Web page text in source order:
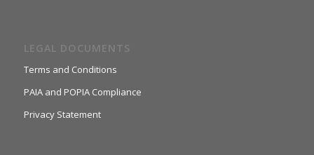
LEGAL DOCUMENTS
Terms and Conditions
PAIA and POPIA Compliance
Privacy Statement